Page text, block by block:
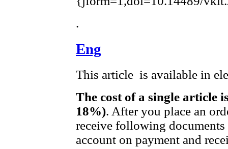
.
Eng
This article is available in
The cost of a single article
18%). After you place an
receive following
account on payment and